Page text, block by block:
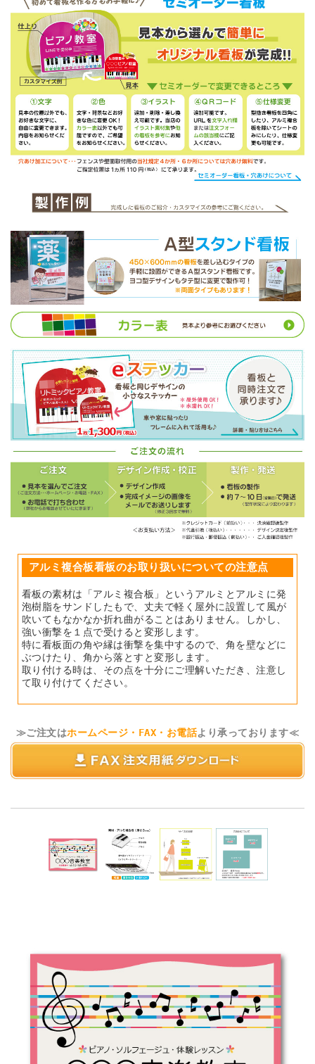
アルミ複合板看板のお取り扱いについての注意点
看板の素材は「アルミ複合板」というアルミとアルミに発
泡樹脂をサンドしたもで、丈夫で軽く屋外に設置して風が
吹いてもなかなか折れ曲がることはありません。しかし、
強い衝撃を１点で受けると変形します。
特に看板面の角や縁は衝撃を集中するので、角を壁などに
ぶつけたり、角から落とすと変形します。
取り付ける時は、その点を十分にご理解いただき、注意し
て取り付けてください。
≫ご注文はホームページ・FAX・お電話より承っております≪